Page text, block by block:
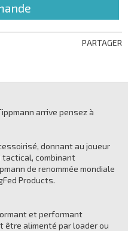
PARTAGER
arrive pensez à
donnant au joueur
tactical, combinant
de renommée mondiale
Products.
et performant
être alimenté par loader ou